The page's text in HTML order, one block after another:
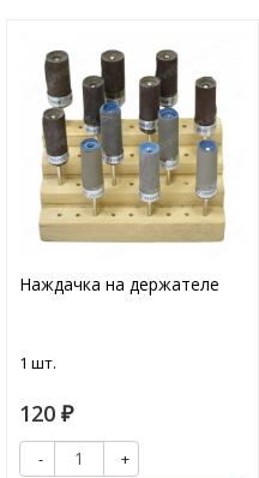
Наждачка на держателе
1 шт.
120 ₽
-
+